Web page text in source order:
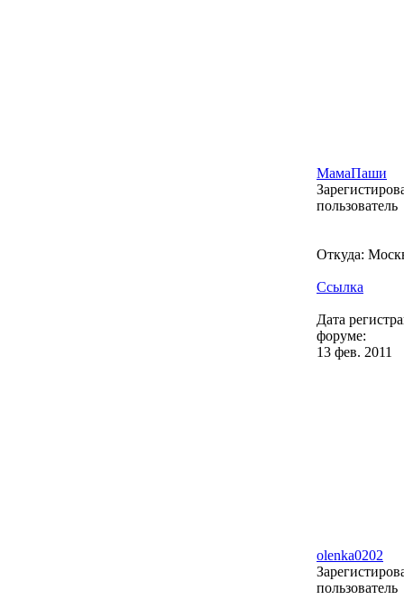
МамаПаши
пользователь
Откуда:
Ссылка
Дата
форуме:
13 фев. 2011
olenka0202
пользователь